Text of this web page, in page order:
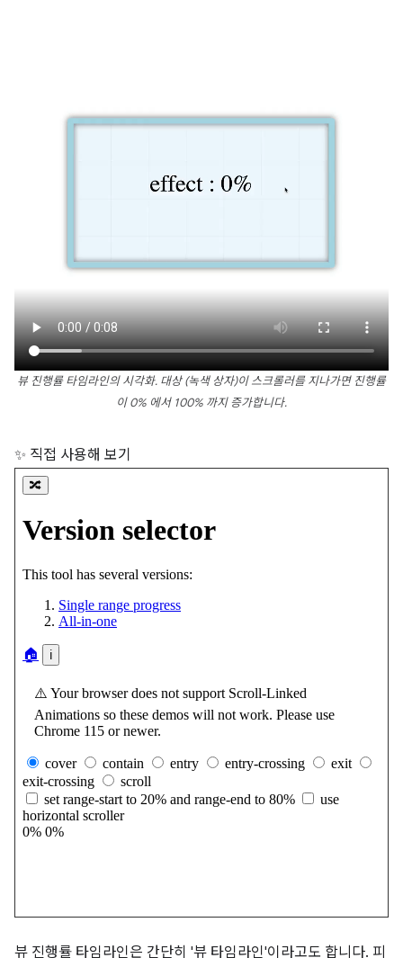
뷰 진행률 타임라인의 시각화. 대상 (녹색 상자)이 스크롤러를 지나가면 진행률
이 0% 에서 100% 까지 증가합니다.
✨ 직접 사용해 보기
뷰 진행률 타임라인은 간단히 '뷰 타임라인'이라고도 합니다. 피